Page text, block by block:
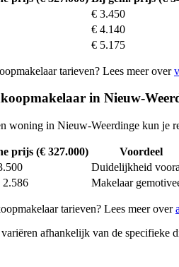
€ 3.450
€ 4.140
€ 5.175
tarieven? Lees meer over
in Nieuw-
woning in Nieuw-Weerdinge kun je
prijs (€ 327.000)
Voordeel
Duidelijkheid
2.586 Makelaar
tarieven? Lees meer over
afhankelijk van de specifieke